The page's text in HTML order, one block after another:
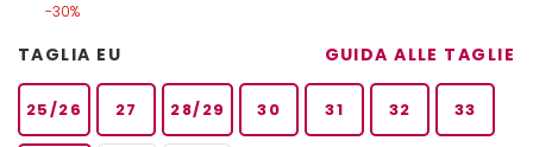
-30%
TAGLIA EU GUIDA ALLE TAGLIE
25/26 27 28/29 30 31 32 33